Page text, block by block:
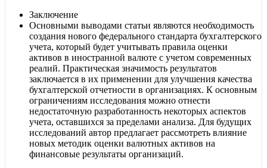
Заключение
Основными выводами статьи являются необходимость
создания нового федерального стандарта бухгалтерского
учета, который будет учитывать правила оценки
активов в иностранной валюте с учетом современных
реалий. Практическая значимость результатов
заключается в их применении для улучшения качества
бухгалтерской отчетности в организациях. К основным
ограничениям исследования можно отнести
недостаточную разработанность некоторых аспектов
учета, оставшихся за пределами анализа. Для будущих
исследований автор предлагает рассмотреть влияние
новых методик оценки валютных активов на
финансовые результаты организаций.